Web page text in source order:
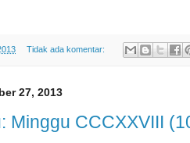
Tidak ada komentar:
27, 2013
Minggu CCCXXVIII